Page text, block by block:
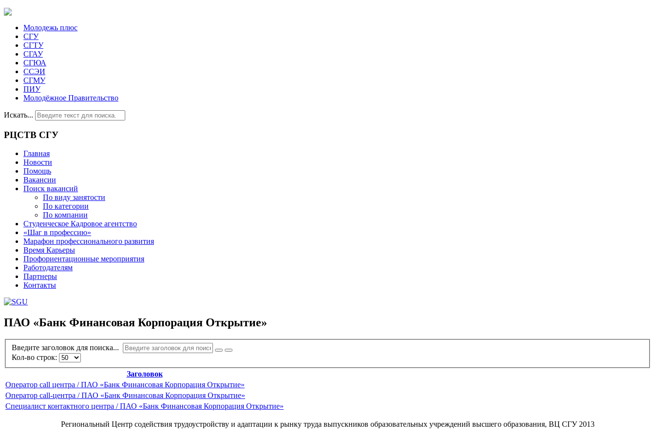
Молодежь плюс
СГУ
СГТУ
СГАУ
СГЮА
ССЭИ
СГМУ
ПИУ
Молодёжное Правительство
Искать...
РЦСТВ СГУ
Главная
Новости
Помощь
Вакансии
Поиск вакансий
По виду занятости
По категории
По компании
Студенческое Кадровое агентство
«Шаг в профессию»
Марафон профессионального развития
Время Карьеры
Профориентационные мероприятия
Работодателям
Партнеры
Контакты
ПАО «Банк Финансовая Корпорация Открытие»
Введите заголовок для поиска...
Кол-во строк:
Заголовок
Оператор call центра / ПАО «Банк Финансовая Корпорация Открытие»
Оператор call-центра / ПАО «Банк Финансовая Корпорация Открытие»
Специалист контактного центра / ПАО «Банк Финансовая Корпорация Открытие»
Региональный Центр содействия трудоустройству и адаптации к рынку труда выпускников образовательных учреждений высшего образования, ВЦ СГУ 2013